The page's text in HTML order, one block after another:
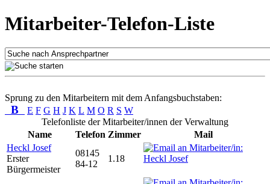
Mitarbeiter-Telefon-Liste
Sprung zu den Mitarbeitern mit dem Anfangsbuchstaben:
B E F G H J K L M O R S W
Telefonliste der Mitarbeiter/innen der Verwaltung
Name
Telefon Zimmer
Mail
Heckl Josef
Erster
Bürgermeister
08145
84-12
1.18